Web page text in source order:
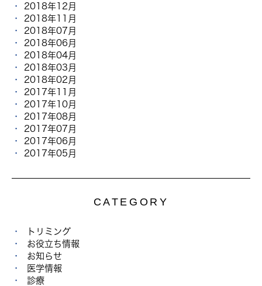
2018年12月
2018年11月
2018年07月
2018年06月
2018年04月
2018年03月
2018年02月
2017年11月
2017年10月
2017年08月
2017年07月
2017年06月
2017年05月
CATEGORY
トリミング
お役立ち情報
お知らせ
医学情報
診療